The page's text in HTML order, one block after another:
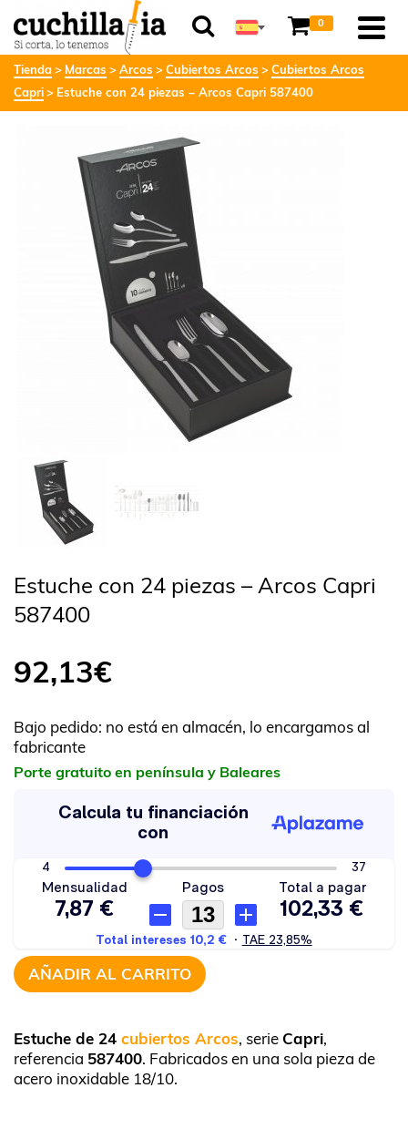
0
Tienda Marcas Arcos Cubiertos Arcos
Cubiertos Arcos
Capri
Estuche con 24 piezas – Arcos Capri 587400
Estuche con 24 piezas – Arcos Capri
587400
92,13€
Bajo pedido: no está en almacén, lo encargamos al
fabricante
Porte gratuito en península y Baleares
AÑADIR AL CARRITO
Estuche de 24 cubiertos Arcos, serie Capri,
referencia 587400. Fabricados en una sola pieza de
acero inoxidable 18/10.